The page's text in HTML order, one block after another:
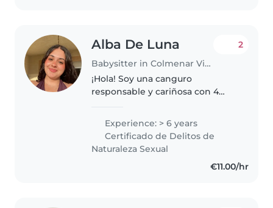
Alba De Luna
Babysitter in Colmenar Viejo
2
¡Hola! Soy una canguro
responsable y cariñosa con 4
en edad preescolar. Tengo
formación en Primeros Auxilios y
experiencia..
Experience: > 6 years
Certificado de Delitos de
Naturaleza Sexual
€11.00/hr